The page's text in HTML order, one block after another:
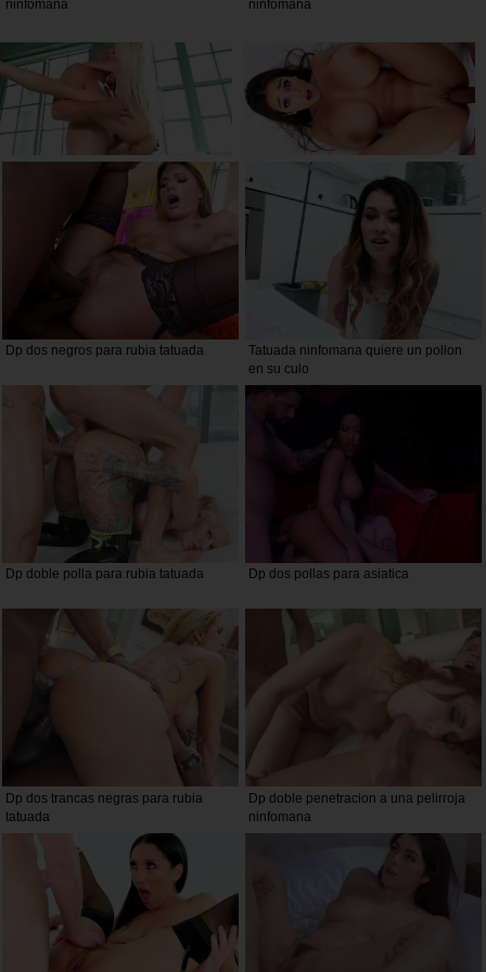
ninfomana
ninfomana
Dp dos negros para rubia tatuada
Tatuada ninfomana quiere un pollon
en su culo
Dp doble polla para rubia tatuada Dp dos pollas para asiatica
Dp dos trancas negras para rubia
tatuada
Dp doble penetracion a una pelirroja
ninfomana